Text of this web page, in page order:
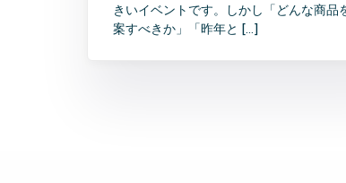
きいイベントです。しかし「どんな商品
案すべきか」「昨年と […]